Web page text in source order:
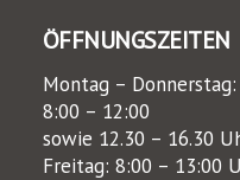
ÖFFNUNGSZEITEN
Montag – Donnerstag:
8:00 – 12:00
sowie 12.30 – 16.30
Freitag: 8:00 – 13:00